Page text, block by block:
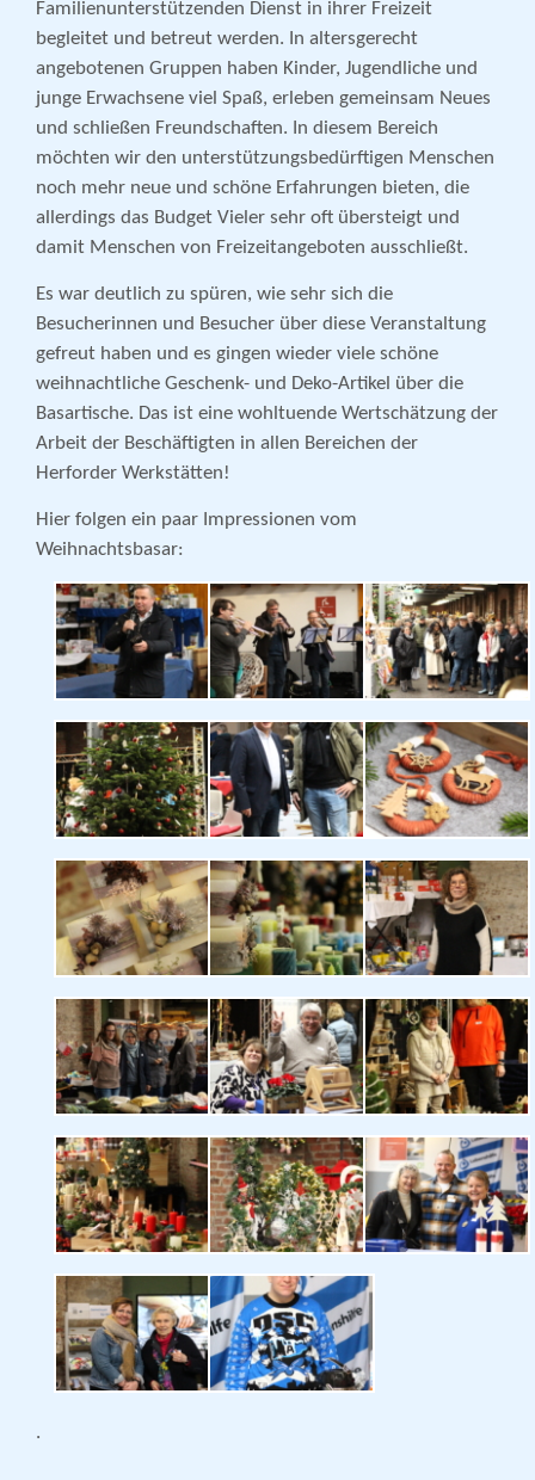
Familienunterstützenden Dienst in ihrer Freizeit
begleitet und betreut werden. In altersgerecht
angebotenen Gruppen haben Kinder, Jugendliche und
junge Erwachsene viel Spaß, erleben gemeinsam Neues
und schließen Freundschaften. In diesem Bereich
möchten wir den unterstützungsbedürftigen Menschen
noch mehr neue und schöne Erfahrungen bieten, die
allerdings das Budget Vieler sehr oft übersteigt und
damit Menschen von Freizeitangeboten ausschließt.
Es war deutlich zu spüren, wie sehr sich die
Besucherinnen und Besucher über diese Veranstaltung
gefreut haben und es gingen wieder viele schöne
weihnachtliche Geschenk- und Deko-Artikel über die
Basartische. Das ist eine wohltuende Wertschätzung der
Arbeit der Beschäftigten in allen Bereichen der
Herforder Werkstätten!
Hier folgen ein paar Impressionen vom
Weihnachtsbasar:
.